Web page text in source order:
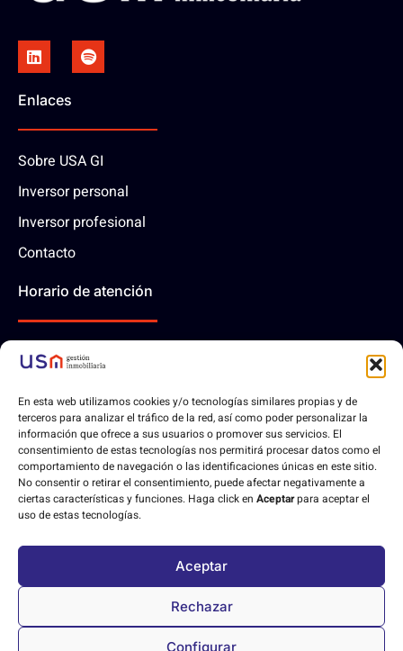
En esta web utilizamos cookies y/o tecnologías similares propias y de
terceros para analizar el tráfico de la red, así como poder personalizar la
información que ofrece a sus usuarios o promover sus servicios. El
consentimiento de estas tecnologías nos permitirá procesar datos como el
comportamiento de navegación o las identificaciones únicas en este sitio.
No consentir o retirar el consentimiento, puede afectar negativamente a
ciertas características y funciones. Haga click en Aceptarpara aceptar el
uso de estas tecnologías.
Aceptar
Rechazar
Configurar
Enlaces
Sobre USA GI
Inversor personal
Inversor profesional
Contacto
Horario de atención
10:00 - 14:00 | Lunes-Viernes
Contáctanos
Aviso legalPolítica de privacidadPolítica de cookies
Declaración de accesibilidad
Desarrollo web hecho con❤porOrix diseño web.
Copyright © 2023. Todos los derechos reservados.